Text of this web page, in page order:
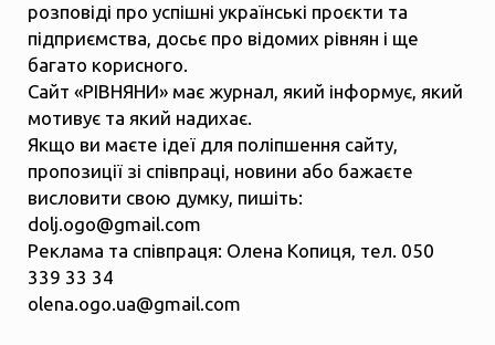
розповіді про успішні українські проєкти та
підприємства, досьє про відомих рівнян і ще
багато корисного.
Сайт «РІВНЯНИ» має журнал, який інформує, який
мотивує та який надихає.
Якщо ви маєте ідеї для поліпшення сайту,
пропозиції зі співпраці, новини або бажаєте
висловити свою думку, пишіть:
dolj.ogo@gmail.com
Реклама та співпраця: Олена Копиця, тел. 050
339 33 34
olena.ogo.ua@gmail.com